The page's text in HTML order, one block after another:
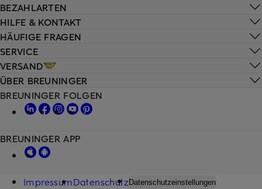
HILFE & KONTAKT
HÄUFIGE FRAGEN
SERVICE
VERSAND
BEZAHLARTEN
ÜBER BREUNINGER
BREUNINGER FOLGEN
BREUNINGER APP
ImpressumDatenschutz Datenschutzeinstellungen